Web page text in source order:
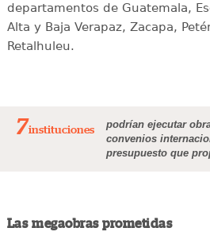
departamentos de Guatemala,
Alta y Baja Verapaz, Zacapa,
Retalhuleu.
7instituciones
podrían ejecutar
convenios
presupuesto que
Las megaobras prometidas